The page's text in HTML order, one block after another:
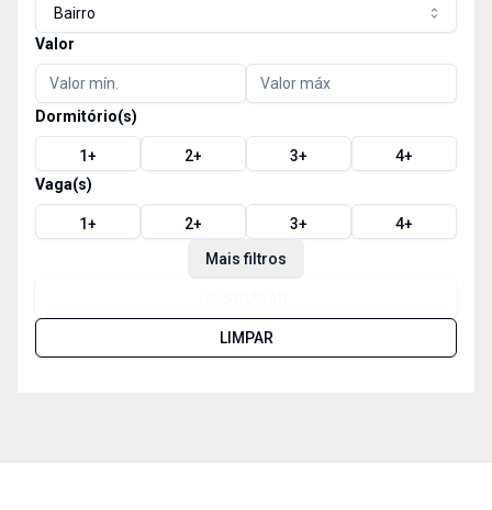
Bairro
Valor
Dormitório(s)
1+ 2+ 3+ 4+
Vaga(s)
1+ 2+ 3+ 4+
Mais filtros
LIMPAR